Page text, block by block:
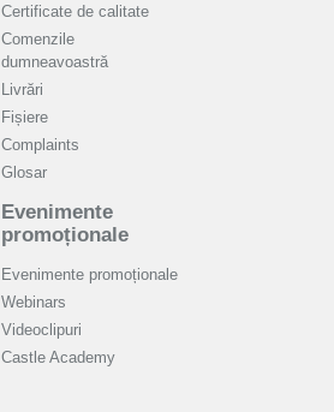
Certificate de calitate
Comenzile
dumneavoastră
Livrări
Fișiere
Complaints
Glosar
Evenimente
promoționale
Evenimente promoționale
Webinars
Videoclipuri
Castle Academy